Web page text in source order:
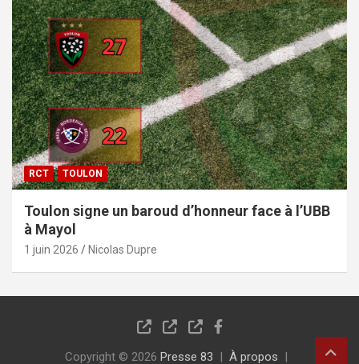
RCT TOULON
Toulon signe un baroud d’honneur face à l’UBB
à Mayol
1 juin 2026 Nicolas Dupre
Copyright © 2026 Presse 83 À propos